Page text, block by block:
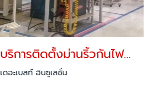
บริการติดตั้งม่านริ้วกันไฟสำหรับงานเชื่อม
เดอะเบสท์ อินซูเลชั่น